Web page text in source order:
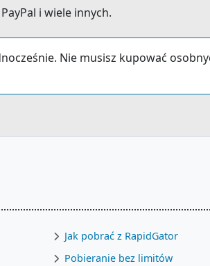
i wiele innych.
Nie musisz kupować
Jak pobrać z RapidGator
Pobieranie bez limitów